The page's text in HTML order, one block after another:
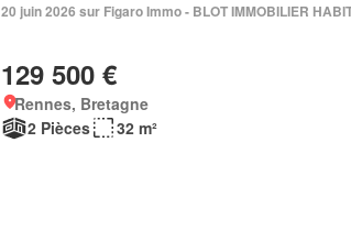
20 juin 2026 sur Figaro Immo - BLOT IMMOBILIER
129 500 €
Rennes, Bretagne
2 Pièces
32 m²